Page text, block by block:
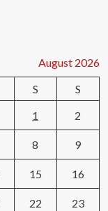
August 2026
S
S
1
2
8 9
15 16
22 23